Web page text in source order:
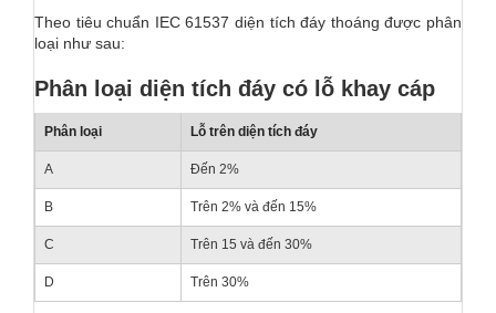
Theo tiêu chuẩn IEC 61537 diện tích đáy thoáng được phân
loại như sau:
Phân loại diện tích đáy có lỗ khay cáp
Phân loại Lỗ trên diện tích đáy
A Đến 2%
B Trên 2% và đến 15%
C Trên 15 và đến 30%
D Trên 30%